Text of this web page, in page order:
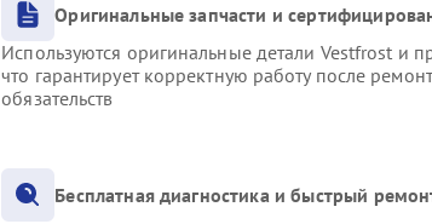
Оригинальные запчасти и
Используются оригинальные детали Vestfrost и
что гарантирует корректную работу после
обязательств
Бесплатная диагностика и быстрый